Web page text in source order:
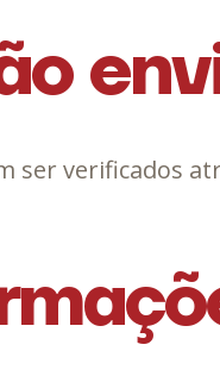
ser verificados